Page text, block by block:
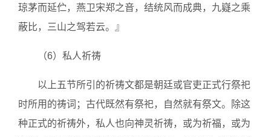
琼茅而延伫，燕卫宋郑之音，结统风而成典，九嶷之乘
蔽比，三山之驾若云。』
（6）私人祈祷
以上五节所引的祈祷文都是朝廷或官吏正式行祭祀
时所用的祷词；古代既然有祭祀，自然就有祭文。除这
种正式的祈祷外，私人也向神灵祈祷，或为祈福，或为